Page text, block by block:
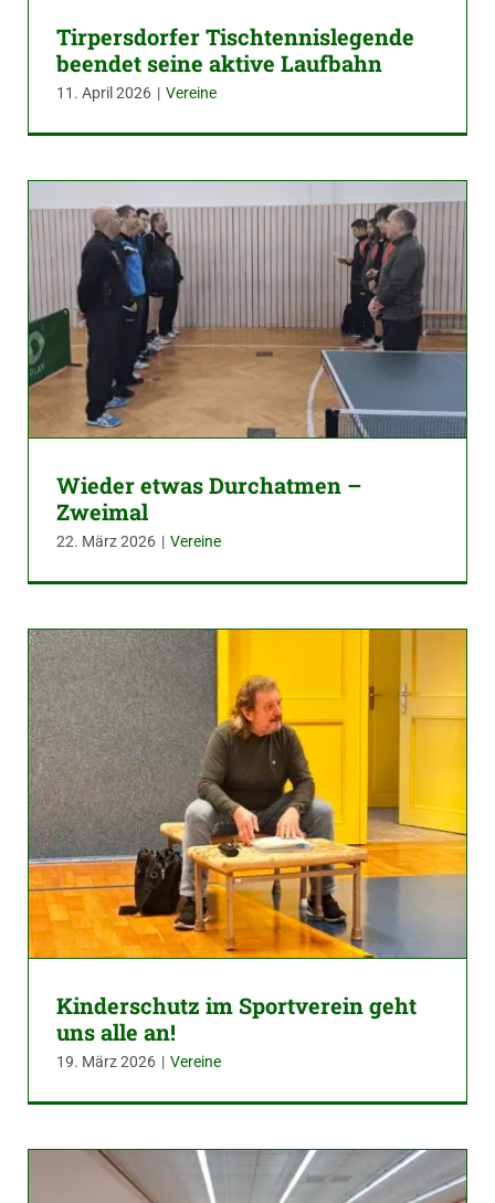
Tirpersdorfer Tischtennislegende
beendet seine aktive Laufbahn
11. April 2026 | Vereine
Wieder etwas Durchatmen –
Zweimal
22. März 2026 | Vereine
Kinderschutz im Sportverein geht
uns alle an!
19. März 2026 | Vereine